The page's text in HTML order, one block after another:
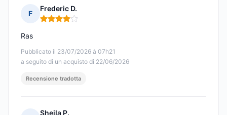
F
Frederic D.
Nota: 4 su 5
Pubblicato il 23/07/2026 à 07h21
a seguito di un acquisto di 22/06/2026
Ras
Recensione tradotta
Sheila P.